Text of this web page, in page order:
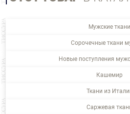
Мужские ткани
Сорочечные ткани
Новые поступления
Кашемир
Ткани из
Саржевая